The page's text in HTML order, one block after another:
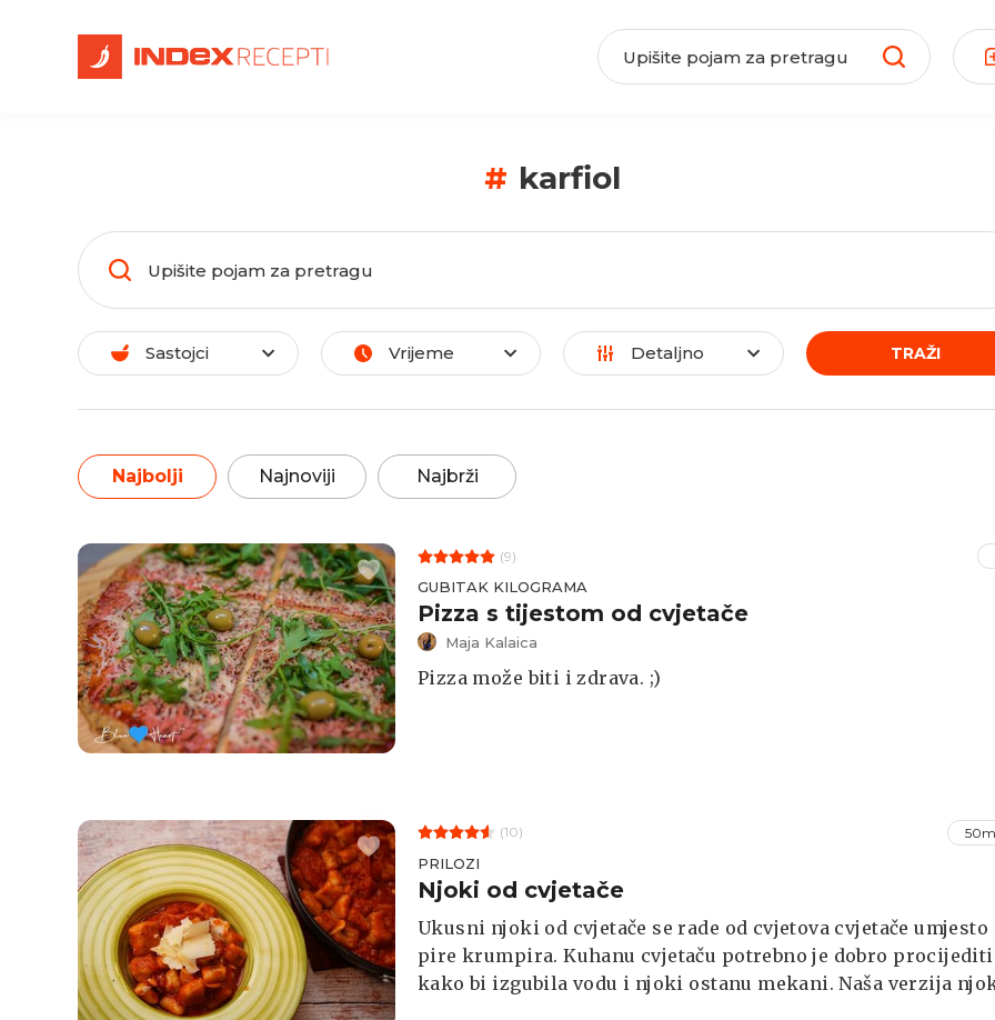
# karfiol
Sastojci Vrijeme Detaljno TRAŽI
Najbolji Najnoviji Najbrži
(9)
GUBITAK KILOGRAMA
Pizza s tijestom od cvjetače
Maja Kalaica
Pizza može biti i zdrava. ;)
(10)
PRILOZI
Njoki od cvjetače
Ukusni njoki od cvjetače se rade od cvjetova cvjetače umjesto
pire krumpira. Kuhanu cvjetaču potrebno je dobro procijediti
kako bi izgubila vodu i njoki ostanu mekani. Naša verzija